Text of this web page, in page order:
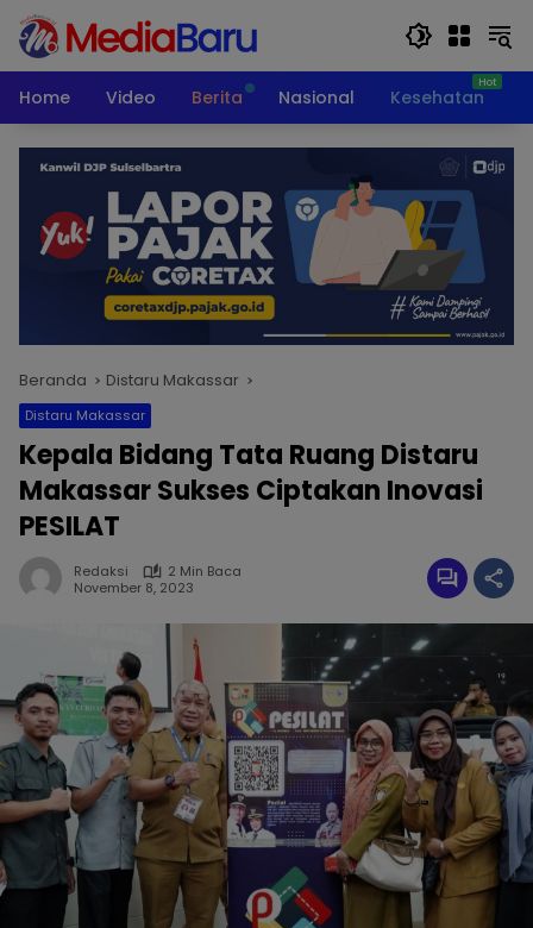
Langsung
konten
Home
Video Berita Nasional Kesehatan
Beranda Distaru Makassar
Distaru Makassar
Kepala Bidang Tata Ruang Distaru
Makassar Sukses Ciptakan Inovasi
PESILAT
Redaksi
2 Min Baca
November 8, 2023